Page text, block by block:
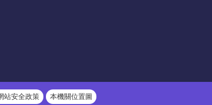
站安全政策
本機關位置圖